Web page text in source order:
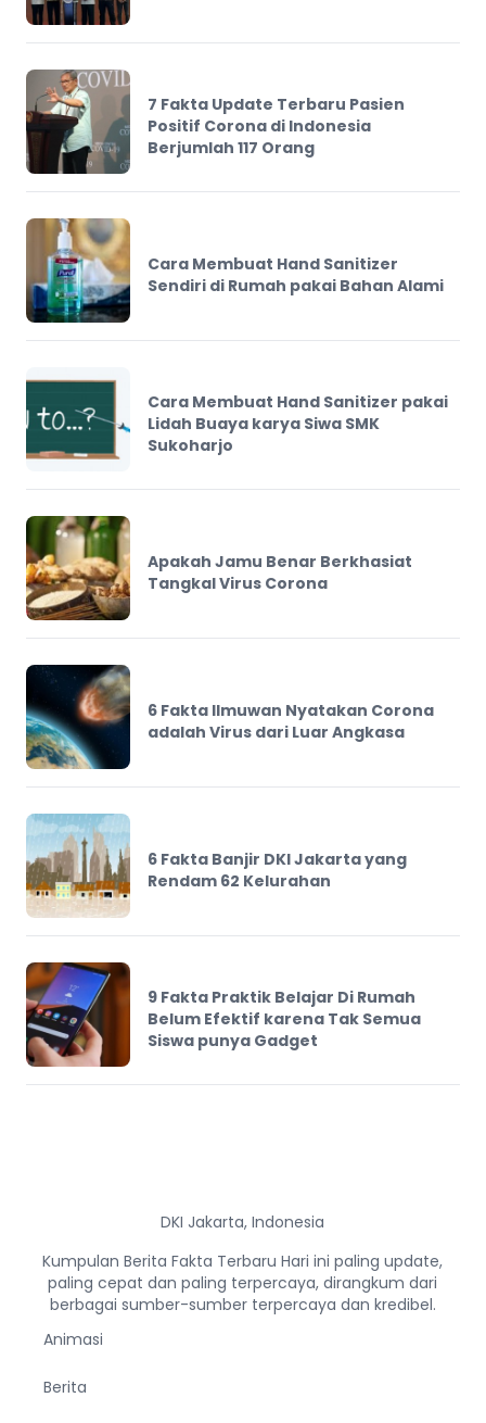
7 Fakta Update Terbaru Pasien
Positif Corona di Indonesia
Berjumlah 117 Orang
Cara Membuat Hand Sanitizer
Sendiri di Rumah pakai Bahan Alami
Cara Membuat Hand Sanitizer pakai
Lidah Buaya karya Siwa SMK
Sukoharjo
Apakah Jamu Benar Berkhasiat
Tangkal Virus Corona
6 Fakta Ilmuwan Nyatakan Corona
adalah Virus dari Luar Angkasa
6 Fakta Banjir DKI Jakarta yang
Rendam 62 Kelurahan
9 Fakta Praktik Belajar Di Rumah
Belum Efektif karena Tak Semua
Siswa punya Gadget
DKI Jakarta, Indonesia
Kumpulan Berita Fakta Terbaru Hari ini paling update,
paling cepat dan paling terpercaya, dirangkum dari
berbagai sumber-sumber terpercaya dan kredibel.
Animasi
Berita